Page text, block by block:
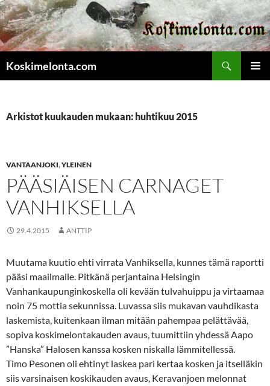
Koskimelonta.com
Arkistot kuukauden mukaan: huhtikuu 2015
VANTAANJOKI,YLEINEN
PÄÄSIÄISEN CARNAGET
VANHIKSELLA
29.4.2015 ANTTIP
Muutama kuutio ehti virrata Vanhiksella, kunnes tämä raportti
pääsi maailmalle. Pitkänä perjantaina Helsingin
Vanhankaupunginkoskella oli kevään tulvahuippu ja virtaamaa
noin 75 mottia sekunnissa. Luvassa siis mukavan vauhdikasta
laskemista, kuitenkaan ilman mitään pahempaa pelättävää,
sopiva koskimelontakauden avaus, tuumittiin yhdessä Aapo
”Hanska” Halosen kanssa kosken niskalla lämmitellessä.
Timo Pesonen oli ehtinyt laskea pari kertaa kosken ja itselläkin
siis varsinaisen koskikauden avaus, Keravanjoen melonnat